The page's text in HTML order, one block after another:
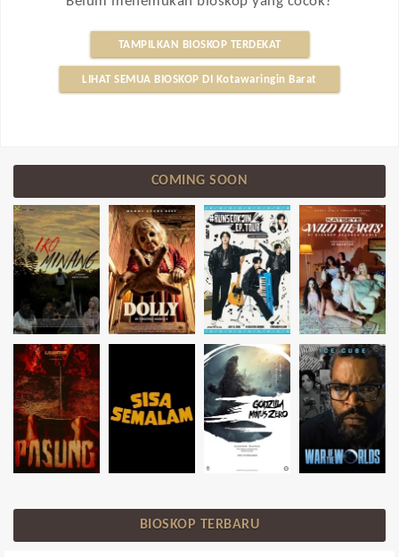
TAMPILKAN BIOSKOP TERDEKAT
LIHAT SEMUA BIOSKOP DI Kotawaringin Barat
COMING SOON
BIOSKOP TERBARU